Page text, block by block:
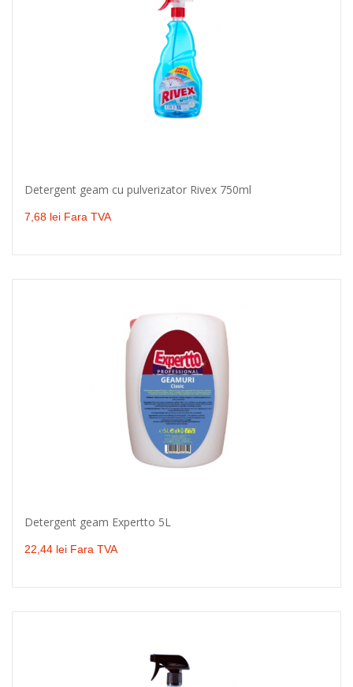
Detergent geam cu pulverizator Rivex 750ml
7,68 lei Fara TVA
Detergent geam Expertto 5L
22,44 lei Fara TVA